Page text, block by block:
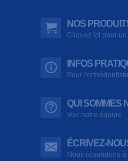
NOS
Cliquez ici pour
INFOS
Pour
QUI SOMMES
Voir notre équipe
ÉCRIVEZ-
Nous répondons